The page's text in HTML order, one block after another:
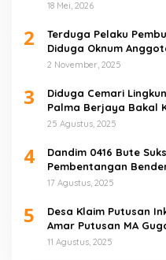
18 Mei, 2026
2
Terduga Pelaku
Diduga Oknum
Tebo Tengah
2 November, 2025
3
Diduga Cemari
Palma Berjaya Bakal
25 Agustus, 2025
4
Dandim 0416 Bute
Pembentangan
Peringatan HUT RI ke
17 Agustus, 2025
5
Desa Klaim Putusan
Amar Putusan MA
(NO)
11 Agustus, 2025